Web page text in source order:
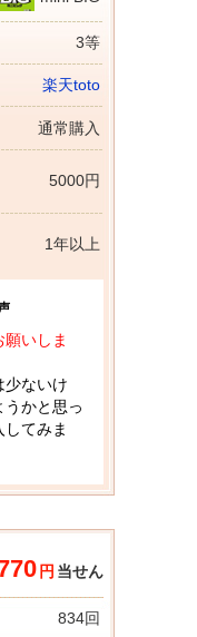
3等
楽天toto
通常購入
5000円
1年以上
願いしま
少ないけ
うかと思っ
てみま
円 当せん
834回